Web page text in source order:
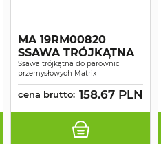
MA 19RM00820
SSAWA TRÓJKĄTNA
Ssawa trójkątna do parownic
przemysłowych Matrix
cena brutto: 158.67 PLN